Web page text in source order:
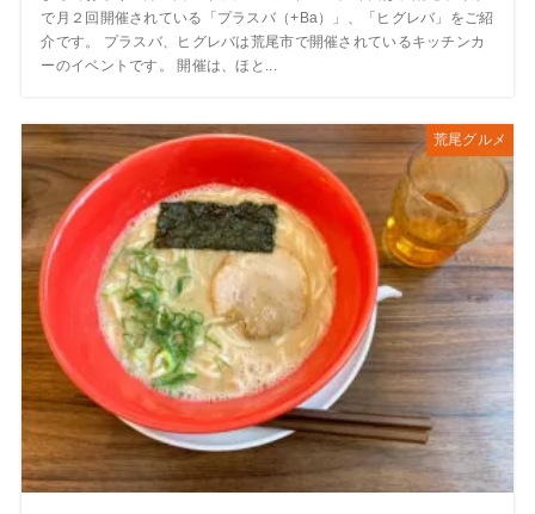
で月２回開催されている「プラスバ（+Ba）」、「ヒグレバ」をご紹
介です。 プラスバ、ヒグレバは荒尾市で開催されているキッチンカ
ーのイベントです。 開催は、ほと...
荒尾グルメ